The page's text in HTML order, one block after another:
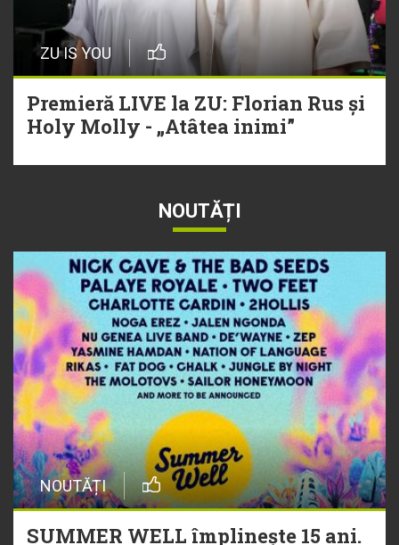
ZU IS YOU
Premieră LIVE la ZU: Florian Rus și
Holy Molly - „Atâtea inimi”
NOUTĂȚI
NOUTĂȚI
SUMMER WELL împlinește 15 ani.